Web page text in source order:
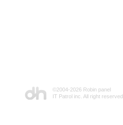
©2004-2026 Robin panel
IT Patrol inc. All right reserved.